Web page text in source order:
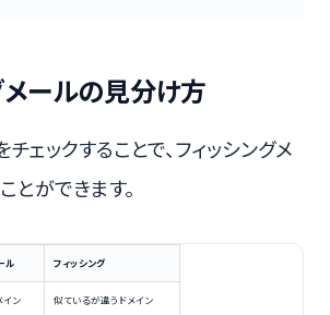
メールの見分け方
ェックすることで、フィッシングメ
とができます。
ル フィッシング
イン 似ているが違うドメイン